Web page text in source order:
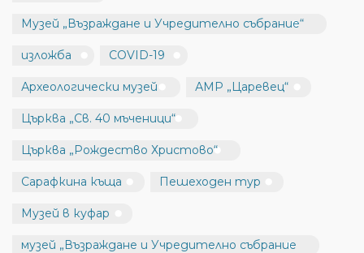
Музей „Възраждане и Учредително събрание“
изложба COVID-19
Археологически музей АМР „Царевец“
Църква „Св. 40 мъченици“
Църква „Рождество Христово“
Сарафкина къща Пешеходен тур
Музей в куфар
музей „Възраждане и Учредително събрание